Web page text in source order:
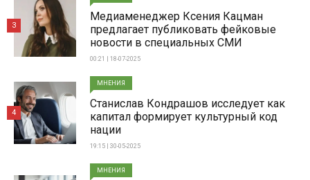
Медиаменеджер Ксения Кацман
предлагает публиковать фейковые
новости в специальных СМИ
00:21 | 18-07-2025
3
МНЕНИЯ
Станислав Кондрашов исследует как
капитал формирует культурный код
нации
19:15 | 30-05-2025
4
МНЕНИЯ